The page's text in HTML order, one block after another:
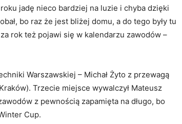
jadę nieco bardziej na luzie i chyba dzięki
bo raz że jest bliżej domu, a do tego były tu
rok też pojawi się w kalendarzu zawodów –
Warszawskiej – Michał Żyto z przewagą
Trzecie miejsce wywalczył Mateusz
z pewnością zapamięta na długo, bo
Cup.